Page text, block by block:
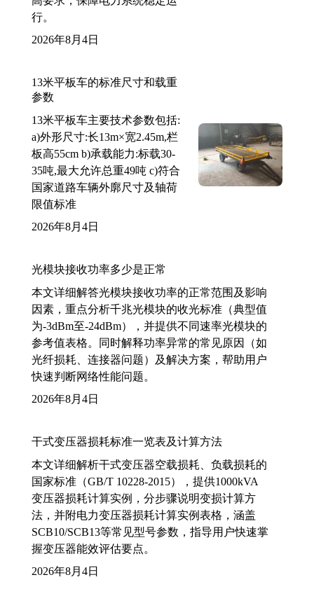
行。
2026年8月4日
13米平板车的标准尺寸和载重
参数
13米平板车主要技术参数包括:
a)外形尺寸:长13m×宽2.45m,栏
板高55cm b)承载能力:标载30-
35吨,最大允许总重49吨 c)符合
国家道路车辆外廓尺寸及轴荷
限值标准
2026年8月4日
光模块接收功率多少是正常
本文详细解答光模块接收功率的正常范围及影响
因素，重点分析千兆光模块的收光标准（典型值
为-3dBm至-24dBm），并提供不同速率光模块的
参考值表格。同时解释功率异常的常见原因（如
光纤损耗、连接器问题）及解决方案，帮助用户
快速判断网络性能问题。
2026年8月4日
干式变压器损耗标准一览表及计算方法
本文详细解析干式变压器空载损耗、负载损耗的
国家标准（GB/T 10228-2015），提供1000kVA
变压器损耗计算实例，分步骤说明变损计算方
法，并附电力变压器损耗计算实例表格，涵盖
SCB10/SCB13等常见型号参数，指导用户快速掌
握变压器能效评估要点。
2026年8月4日